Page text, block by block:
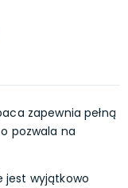
zapewnia pełną
pozwala na
jest wyjątkowo